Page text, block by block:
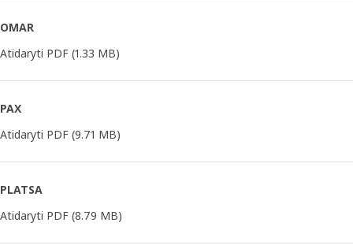
OMAR
Atidaryti PDF (1.33 MB)
PAX
Atidaryti PDF (9.71 MB)
PLATSA
Atidaryti PDF (8.79 MB)